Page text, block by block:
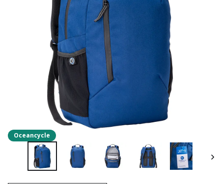
Oceancycle